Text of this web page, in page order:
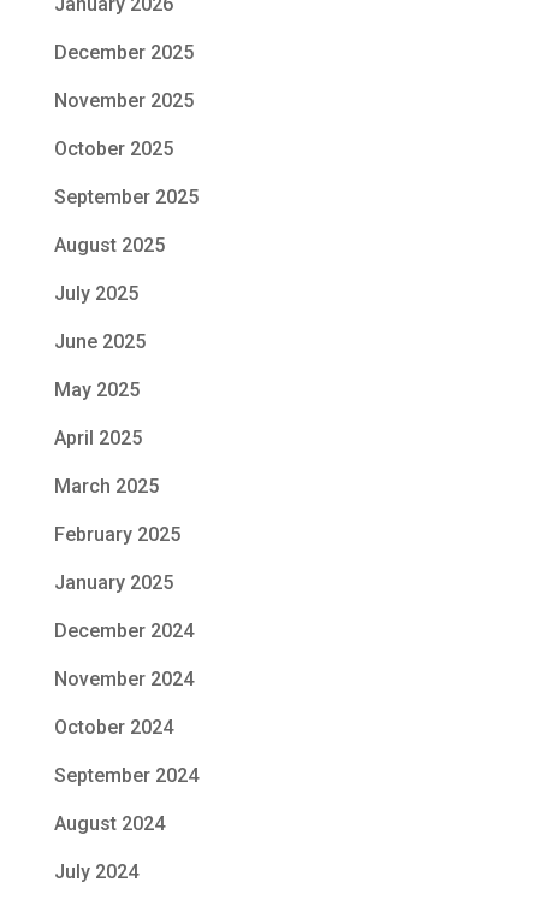
December 2025
November 2025
October 2025
September 2025
August 2025
July 2025
June 2025
May 2025
April 2025
March 2025
February 2025
January 2025
December 2024
November 2024
October 2024
September 2024
August 2024
July 2024